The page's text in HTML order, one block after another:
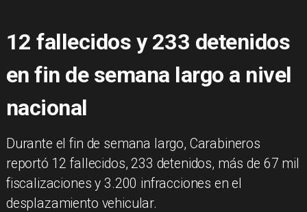
12 fallecidos y 233 detenidos
en fin de semana largo a nivel
nacional
Durante el fin de semana largo, Carabineros
reportó 12 fallecidos, 233 detenidos, más de 67 mil
fiscalizaciones y 3.200 infracciones en el
desplazamiento vehicular.